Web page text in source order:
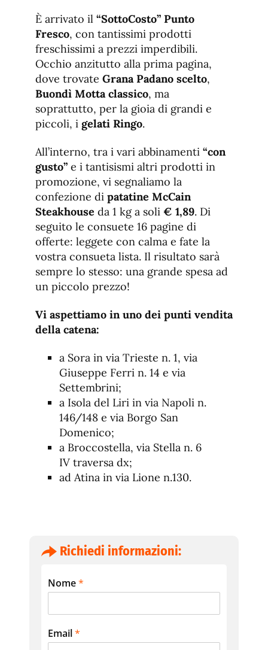
de
fuente
de
fuente.
È arrivato il “SottoCosto” Punto
Fresco, con tantissimi prodotti
freschissimi a prezzi imperdibili.
Occhio anzitutto alla prima pagina,
dove trovate Grana Padano scelto,
Buondì Motta classico, ma
soprattutto, per la gioia di grandi e
piccoli, i gelati Ringo.
All’interno, tra i vari abbinamenti “con
gusto” e i tantisismi altri prodotti in
promozione, vi segnaliamo la
confezione di patatine McCain
Steakhouse da 1 kg a soli € 1,89. Di
seguito le consuete 16 pagine di
offerte: leggete con calma e fate la
vostra consueta lista. Il risultato sarà
sempre lo stesso: una grande spesa ad
un piccolo prezzo!
Vi aspettiamo in uno dei punti vendita
della catena:
a Sora in via Trieste n. 1, via
Giuseppe Ferri n. 14 e via
Settembrini;
a Isola del Liri in via Napoli n.
146/148 e via Borgo San
Domenico;
a Broccostella, via Stella n. 6
IV traversa dx;
ad Atina in via Lione n.130.
Richiedi informazioni:
Nome*
Email*